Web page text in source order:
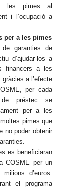
les pimes al
i l’ocupació a
per a les pimes
garanties de
d’ajudar-los a
financers a les
gràcies a l’efecte
per cada
préstec se
per a les
pimes que
no poder obtenir
es beneficiaran
COSME per un
d’euros.
el programa